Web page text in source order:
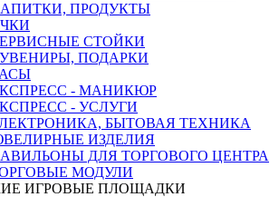
ПРОДУКТЫ
СТОЙКИ
ПОДАРКИ
- МАНИКЮР
- УСЛУГИ
БЫТОВАЯ ТЕХНИКА
ИЗДЕЛИЯ
ДЛЯ ТОРГОВОГО ЦЕНТРА
МОДУЛИ
ИГРОВЫЕ ПЛОЩАДКИ